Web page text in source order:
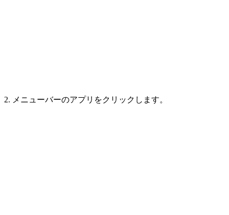
2. メニューバーのアプリをクリックします。